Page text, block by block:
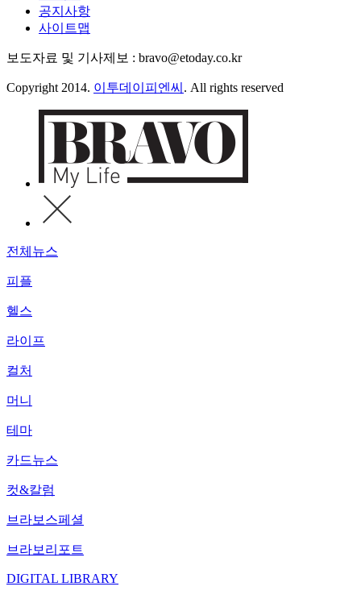
공지사항
사이트맵
보도자료 및 기사제보 : bravo@etoday.co.kr
Copyright 2014. 이투데이피엔씨 . All rights reserved
전체뉴스
피플
헬스
라이프
컬처
머니
테마
카드뉴스
컷&칼럼
브라보스페셜
브라보리포트
DIGITAL LIBRARY